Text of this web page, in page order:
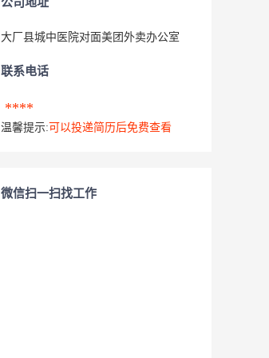
大厂县城中医院对面美团外卖办公室
联系电话
****
温馨提示: 可以投递简历后免费查看
微信扫一扫找工作